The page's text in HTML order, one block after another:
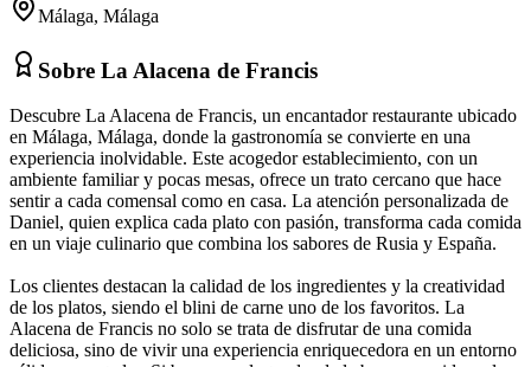
Málaga, Málaga
Sobre La Alacena de Francis
Descubre La Alacena de Francis, un encantador restaurante ubicado
en Málaga, Málaga, donde la gastronomía se convierte en una
experiencia inolvidable. Este acogedor establecimiento, con un
ambiente familiar y pocas mesas, ofrece un trato cercano que hace
sentir a cada comensal como en casa. La atención personalizada de
Daniel, quien explica cada plato con pasión, transforma cada comida
en un viaje culinario que combina los sabores de Rusia y España.
Los clientes destacan la calidad de los ingredientes y la creatividad
de los platos, siendo el blini de carne uno de los favoritos. La
Alacena de Francis no solo se trata de disfrutar de una comida
deliciosa, sino de vivir una experiencia enriquecedora en un entorno